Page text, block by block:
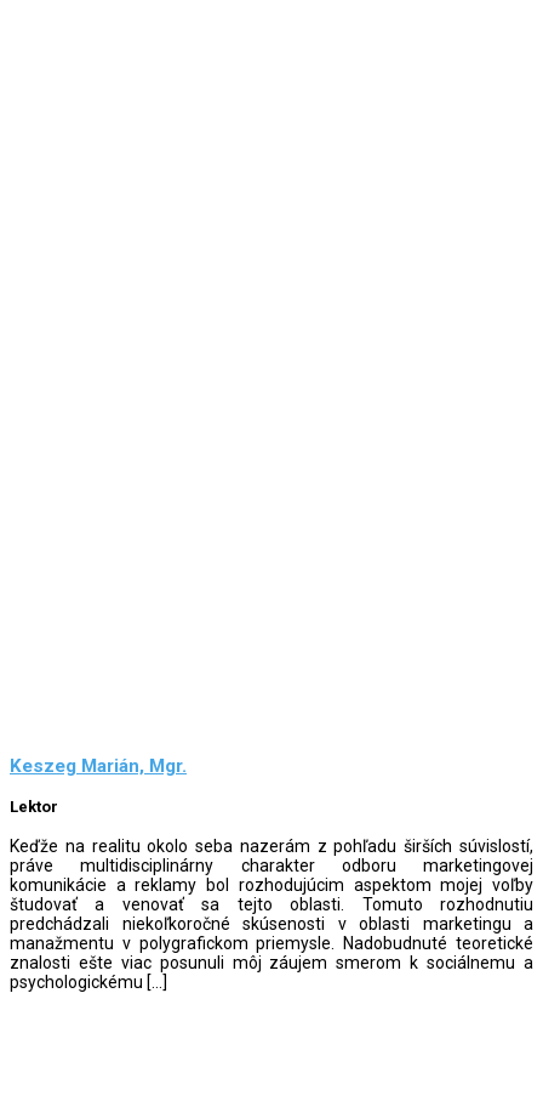
Keszeg Marián, Mgr.
Lektor
Keďže na realitu okolo seba nazerám z pohľadu širších súvislostí,
práve multidisciplinárny charakter odboru marketingovej
komunikácie a reklamy bol rozhodujúcim aspektom mojej voľby
študovať a venovať sa tejto oblasti. Tomuto rozhodnutiu
predchádzali niekoľkoročné skúsenosti v oblasti marketingu a
manažmentu v polygrafickom priemysle. Nadobudnuté teoretické
znalosti ešte viac posunuli môj záujem smerom k sociálnemu a
psychologickému […]